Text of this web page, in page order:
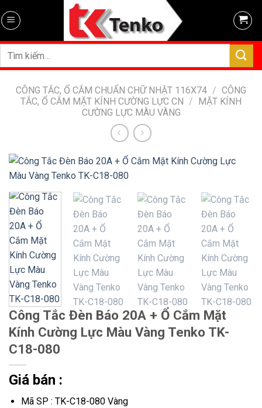
to
Tìm
CÔNG TẮC, Ổ CẮM CHUẨN CHỮ NHẬT 116X74 / CÔNG
TẮC, Ổ CẮM MẶT KÍNH CƯỜNG LỰC CN / MẶT KÍNH
CƯỜNG LỰC MÀU VÀNG
Công Tắc Đèn Báo 20A + Ổ Cắm Mặt
Kính Cường Lực Màu Vàng Tenko TK-
C18-080
Giá bán :
Mã SP : TK-C18-080 Vàng